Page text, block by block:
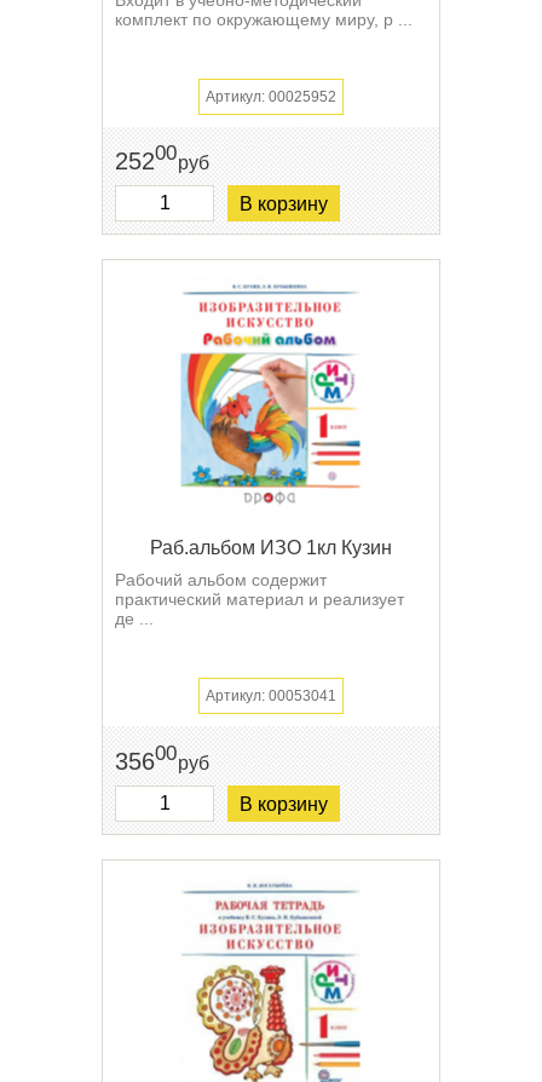
комплект по окружающему миру, р ...
Артикул: 00025952
25200руб
В корзину
Раб.альбом ИЗО 1кл Кузин
Рабочий альбом содержит
практический материал и реализует
де ...
Артикул: 00053041
35600руб
В корзину